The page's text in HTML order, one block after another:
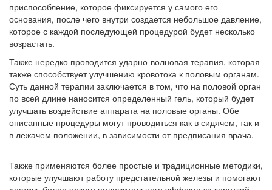
приспособление, которое фиксируется у самого его
основания, после чего внутри создается небольшое давление,
которое с каждой последующей процедурой будет несколько
возрастать.
Также нередко проводится ударно-волновая терапия, которая
также способствует улучшению кровотока к половым органам.
Суть данной терапии заключается в том, что на половой орган
по всей длине наносится определенный гель, который будет
улучшать воздействие аппарата на половые органы. Обе
описанные процедуры могут проводиться как в сидячем, так и
в лежачем положении, в зависимости от предписания врача.
Также применяются более простые и традиционные методики,
которые улучшают работу предстательной железы и помогают